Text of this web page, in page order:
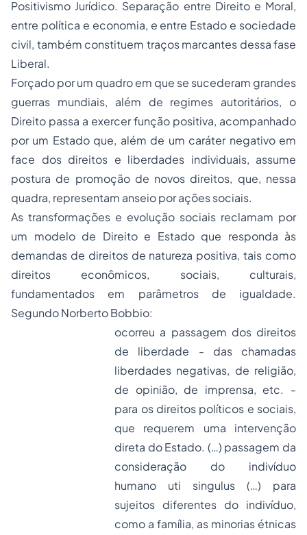
Positivismo Jurídico. Separação entre Direito e Moral,
entre política e economia, e entre Estado e sociedade
civil, também constituem traços marcantes dessa fase
Liberal.
Forçado por um quadro em que se sucederam grandes
guerras mundiais, além de regimes autoritários, o
Direito passa a exercer função positiva, acompanhado
por um Estado que, além de um caráter negativo em
face dos direitos e liberdades individuais, assume
postura de promoção de novos direitos, que, nessa
quadra, representam anseio por ações sociais.
As transformações e evolução sociais reclamam por
um modelo de Direito e Estado que responda às
demandas de direitos de natureza positiva, tais como
direitos econômicos, sociais, culturais,
fundamentados em parâmetros de igualdade.
Segundo Norberto Bobbio:
ocorreu a passagem dos direitos
de liberdade - das chamadas
liberdades negativas, de religião,
de opinião, de imprensa, etc. -
para os direitos políticos e sociais,
que requerem uma intervenção
direta do Estado. (…) passagem da
consideração do indivíduo
humano uti singulus(…) para
sujeitos diferentes do indivíduo,
como a família, as minorias étnicas